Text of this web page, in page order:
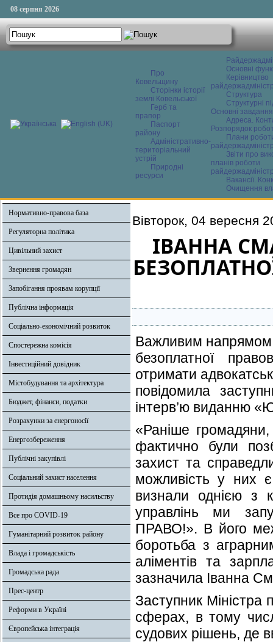
08 серпня 2026
Про
Ковельщину
Сторінки історії
землі Ковельської
Герб та
прапор
Паспорт
району
Адміністративно-
територіальний
устрій
Природні
ресурси
Основні
Керівництво
Структура
Структурні
Основні завдання
Адреса.
Розпорядок
Плани
Звіти про
планів роботи
Вакансії.
Очищення
Нормативно-правова база
Регуляторна політика
Цивільний захист
Звернення громадян
Запобігання проявам корупції
Публічна інформація
Соціально-економічний розвиток
Спостережна комісія
Інвестиційний довідник
Містобудування та архітектура
Бюджет, фінанси, податки
Розрахунки за енергоносії
Енергозбереження
Публічні закупівлі
Соціальний захист населення
Протидія домашньому насильству
Все про COVID-19
Гуманітарний розвиток району
Влада і громадськість
Громадська рада
Прес-центр
Реформи в Україні
Європейська інтеграція
Вівторок, 04 вересня
ІВАННА
Важливим напрямом
безоплатної
отримати
повідомила
інтерв’ю
«Раніше
фактично були
захист та
можливість у них
визнали однією з
управлінь ми
ПРАВО!». В його
боротьба з
аліментів та
зазначила Іванна
Заступник Міністра
сферах, в тому
судових рішень, де